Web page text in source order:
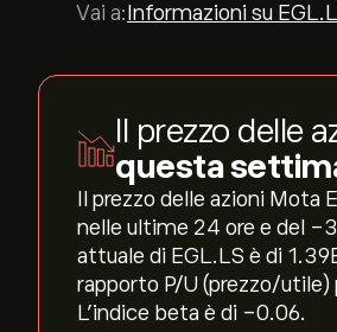
Vai a: Informazioni su
Il prezzo delle
questa
Il prezzo delle azioni
nelle ultime 24 ore e del ‎-
attuale di EGL.LS è di
rapporto P/U (prezzo/utile)
L'indice beta è di -0.06.